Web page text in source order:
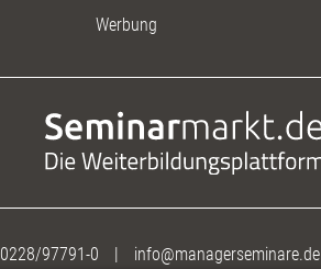
Werbung
0228/97791-0 | info@managerseminare.de